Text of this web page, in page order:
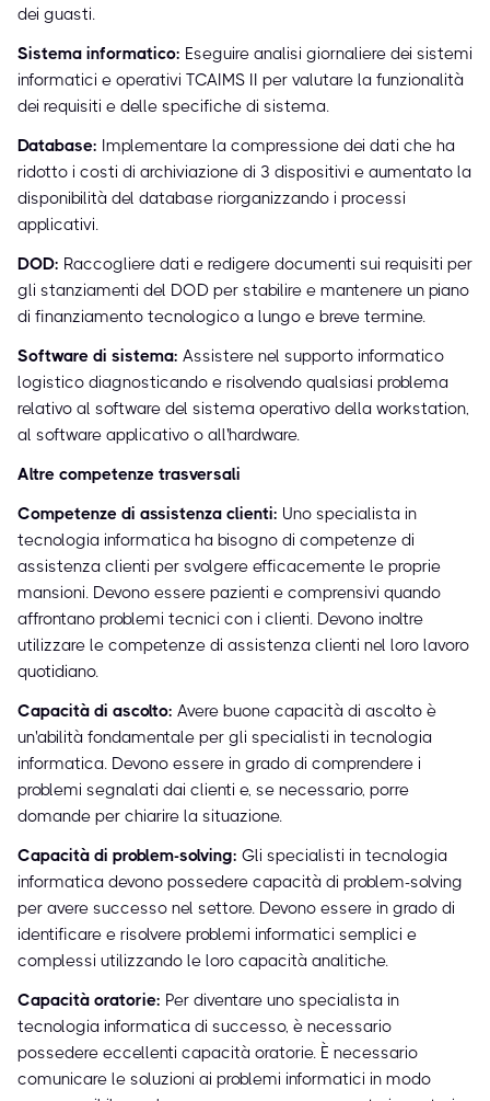
dei guasti.
Sistema informatico: Eseguire analisi giornaliere dei sistemi
informatici e operativi TCAIMS II per valutare la funzionalità
dei requisiti e delle specifiche di sistema.
Database: Implementare la compressione dei dati che ha
ridotto i costi di archiviazione di 3 dispositivi e aumentato la
disponibilità del database riorganizzando i processi
applicativi.
DOD: Raccogliere dati e redigere documenti sui requisiti per
gli stanziamenti del DOD per stabilire e mantenere un piano
di finanziamento tecnologico a lungo e breve termine.
Software di sistema: Assistere nel supporto informatico
logistico diagnosticando e risolvendo qualsiasi problema
relativo al software del sistema operativo della workstation,
al software applicativo o all'hardware.
Altre competenze trasversali
Competenze di assistenza clienti: Uno specialista in
tecnologia informatica ha bisogno di competenze di
assistenza clienti per svolgere efficacemente le proprie
mansioni. Devono essere pazienti e comprensivi quando
affrontano problemi tecnici con i clienti. Devono inoltre
utilizzare le competenze di assistenza clienti nel loro lavoro
quotidiano.
Capacità di ascolto: Avere buone capacità di ascolto è
un'abilità fondamentale per gli specialisti in tecnologia
informatica. Devono essere in grado di comprendere i
problemi segnalati dai clienti e, se necessario, porre
domande per chiarire la situazione.
Capacità di problem-solving: Gli specialisti in tecnologia
informatica devono possedere capacità di problem-solving
per avere successo nel settore. Devono essere in grado di
identificare e risolvere problemi informatici semplici e
complessi utilizzando le loro capacità analitiche.
Capacità oratorie: Per diventare uno specialista in
tecnologia informatica di successo, è necessario
possedere eccellenti capacità oratorie. È necessario
comunicare le soluzioni ai problemi informatici in modo